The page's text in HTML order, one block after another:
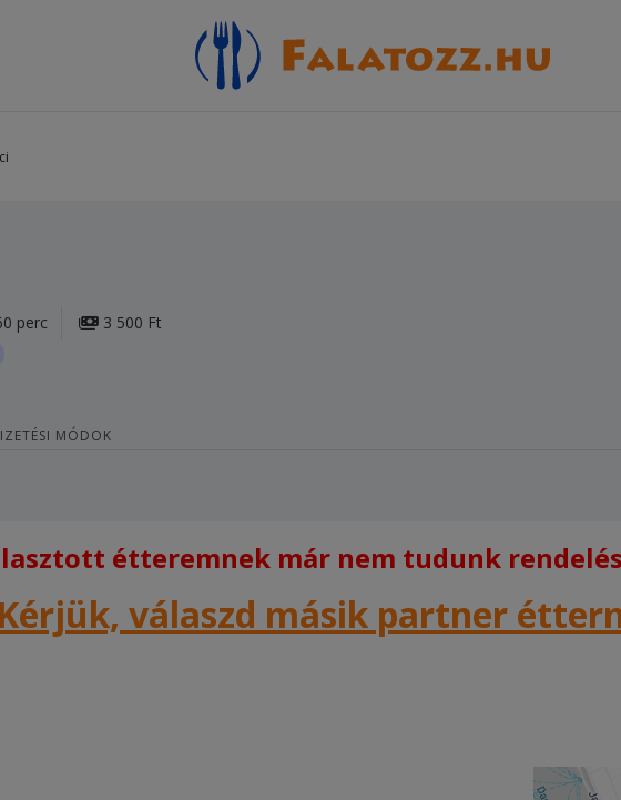
perc
3 500 Ft
MÓDOK
étteremnek már nem tudunk
Kérjük, válaszd másik partner